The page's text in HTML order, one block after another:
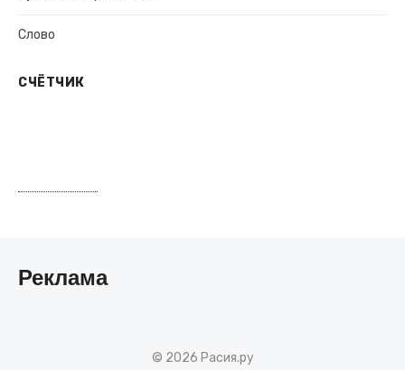
Слово
СЧЁТЧИК
Реклама
© 2026 Расия.ру